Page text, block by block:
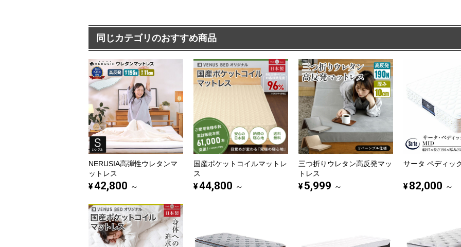
同じカテゴリのおすすめ商品
NERUSIA高弾性ウレタンマ
ットレス
¥42,800 ～
国産ポケットコイルマットレ
ス
¥44,800 ～
三つ折りウレタン高反発マッ
トレス
¥ 5,999 ～
サータ ペディッ
¥ 82,000 ～